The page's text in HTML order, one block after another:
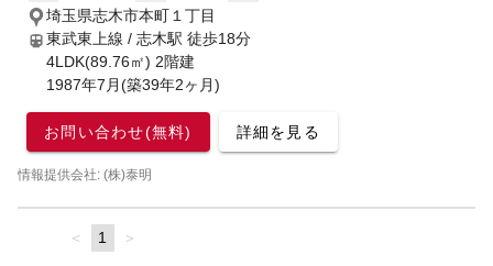
埼玉県志木市本町１丁目
東武東上線 / 志木駅 徒歩18分
4LDK(89.76㎡) 2階建
1987年7月(築39年2ヶ月)
お問い合わせ(無料) 詳細を見る
情報提供会社: (株)泰明
page
You're
1 page